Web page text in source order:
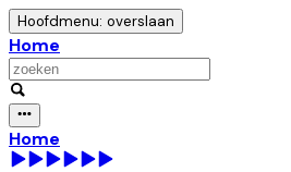
Hoofdmenu: overslaan
Home
Home